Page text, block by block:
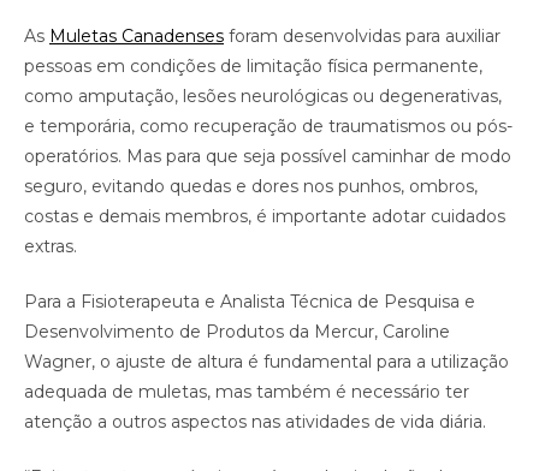
As Muletas Canadenses foram desenvolvidas para auxiliar
pessoas em condições de limitação física permanente,
como amputação, lesões neurológicas ou degenerativas,
e temporária, como recuperação de traumatismos ou pós-
operatórios. Mas para que seja possível caminhar de modo
seguro, evitando quedas e dores nos punhos, ombros,
costas e demais membros, é importante adotar cuidados
extras.
Para a Fisioterapeuta e Analista Técnica de Pesquisa e
Desenvolvimento de Produtos da Mercur, Caroline
Wagner, o ajuste de altura é fundamental para a utilização
adequada de muletas, mas também é necessário ter
atenção a outros aspectos nas atividades de vida diária.